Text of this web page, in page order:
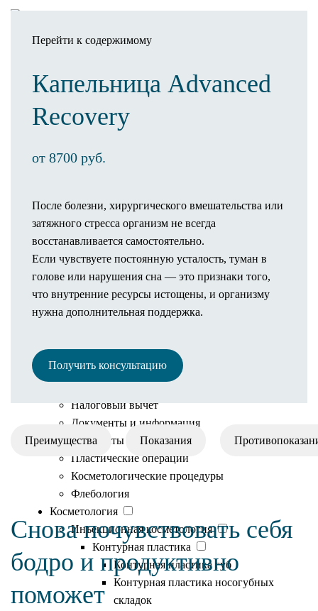
Перейти к содержимому
Записаться
Клиника
Оснащение клиники
Статьи
Отзывы
Операционный процесс
Пребывание в палате
Предоперационное обследование
Как проходит операция
Анестезия
Иногородним пациентам
Онлайн оплата
Налоговый вычет
Документы и информация
Результаты
Пластические операции
Косметологические процедуры
Флебология
Косметология
Инъекционная косметология
Контурная пластика
Контурная пластика губ
Контурная пластика носогубных
складок
Капельница Advanced
Recovery
от 8700 руб.
После болезни, хирургического вмешательства или
затяжного стресса организм не всегда
восстанавливается самостоятельно.
Если чувствуете постоянную усталость, туман в
голове или нарушения сна — это признаки того,
что внутренние ресурсы истощены, и организму
нужна дополнительная поддержка.
Получить консультацию
Преимущества Показания
Снова почувствовать себя
бодро и продуктивно
поможет